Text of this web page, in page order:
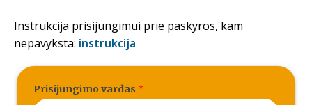
Instrukcija prisijungimui prie paskyros, kam
nepavyksta: instrukcija
Prisijungimo vardas *